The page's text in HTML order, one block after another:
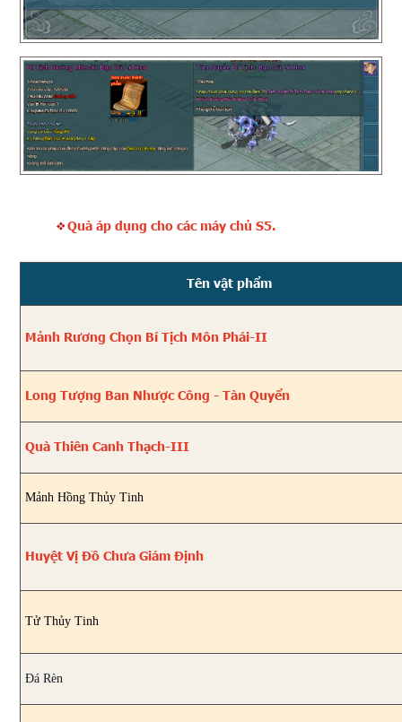
Quà áp dụng cho các máy chủ S5.
Tên vật phẩm
Mảnh Rương Chọn Bí Tịch Môn Phái-II
Long Tượng Ban Nhược Công - Tàn Quyển
Quà Thiên Canh Thạch-III
Mảnh Hồng Thủy Tinh
Huyệt Vị Đồ Chưa Giám Định
Tử Thủy Tinh
Đá Rèn